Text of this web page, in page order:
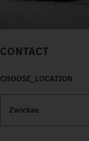
CONTACT
CHOOSE_LOCATION
Zwickau